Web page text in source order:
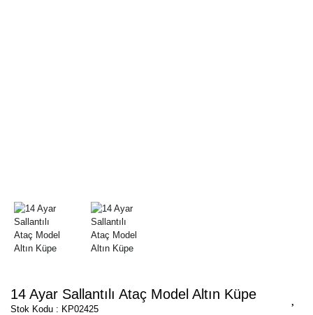
14 Ayar Sallantılı Ataç Model Altın Küpe
Stok Kodu : KP02425